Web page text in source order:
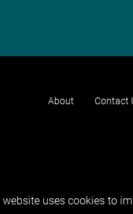
About Contact
uses cookies to